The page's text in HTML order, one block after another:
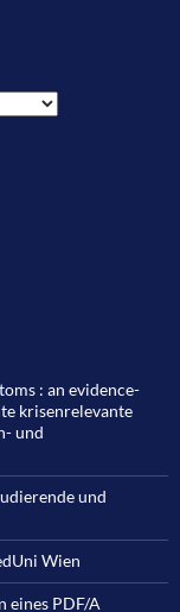
: an evidence-
krisenrelevante
und
und
Wien
eines PDF/A